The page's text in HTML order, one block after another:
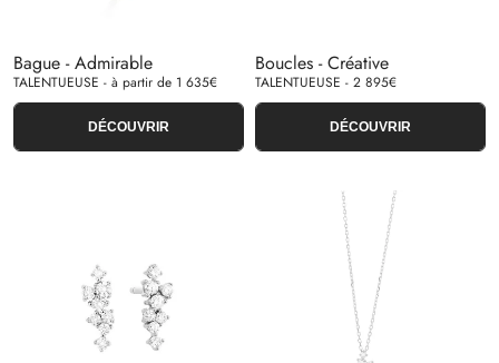
Bague - Admirable
TALENTUEUSE - à partir de 1 635€
DÉCOUVRIR
Boucles - Créative
TALENTUEUSE - 2 895€
DÉCOUVRIR